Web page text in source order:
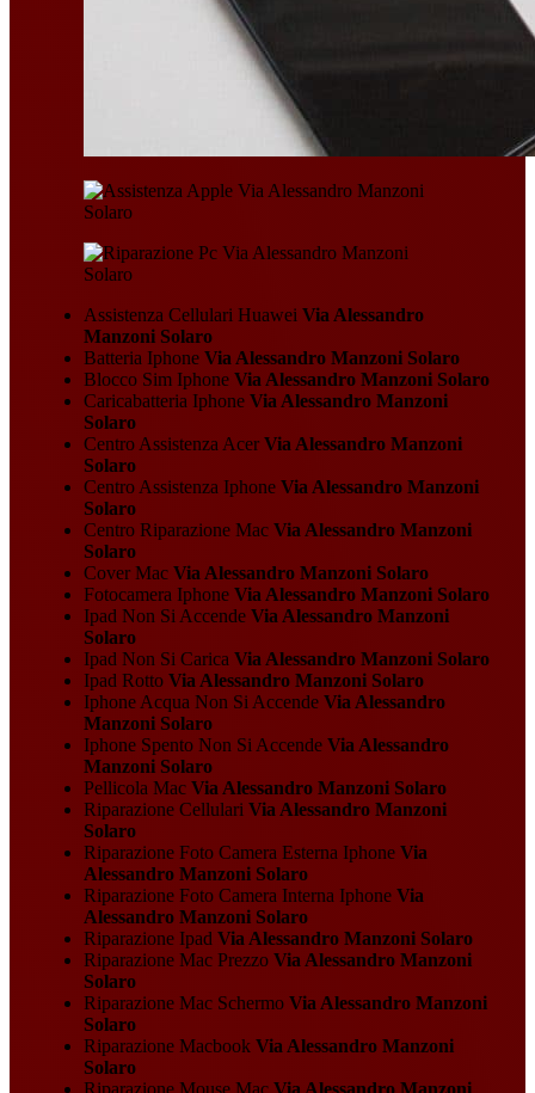
Assistenza Cellulari Huawei Via Alessandro
Manzoni Solaro
Batteria IphoneVia Alessandro Manzoni Solaro
Blocco Sim IphoneVia Alessandro Manzoni Solaro
Caricabatteria IphoneVia Alessandro Manzoni
Solaro
Centro Assistenza AcerVia Alessandro Manzoni
Solaro
Centro Assistenza IphoneVia Alessandro Manzoni
Solaro
Centro Riparazione MacVia Alessandro Manzoni
Solaro
Cover MacVia Alessandro Manzoni Solaro
Fotocamera IphoneVia Alessandro Manzoni Solaro
Ipad Non Si AccendeVia Alessandro Manzoni
Solaro
Ipad Non Si Carica Via Alessandro Manzoni Solaro
Ipad RottoVia Alessandro Manzoni Solaro
Iphone Acqua Non Si AccendeVia Alessandro
Manzoni Solaro
Iphone Spento Non Si AccendeVia Alessandro
Manzoni Solaro
Pellicola MacVia Alessandro Manzoni Solaro
Riparazione Cellulari Via Alessandro Manzoni
Solaro
Riparazione Foto Camera Esterna IphoneVia
Alessandro Manzoni Solaro
Riparazione Foto Camera Interna IphoneVia
Alessandro Manzoni Solaro
Riparazione Ipad Via Alessandro Manzoni Solaro
Riparazione Mac PrezzoVia Alessandro Manzoni
Solaro
Riparazione Mac SchermoVia Alessandro Manzoni
Solaro
Riparazione Macbook Via Alessandro Manzoni
Solaro
Riparazione Mouse MacVia Alessandro Manzoni